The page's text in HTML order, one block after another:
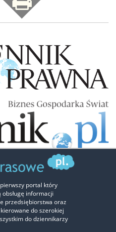
portal który
informacji
przedsiębiorstwa oraz
do szerokiej
do dziennikarzy